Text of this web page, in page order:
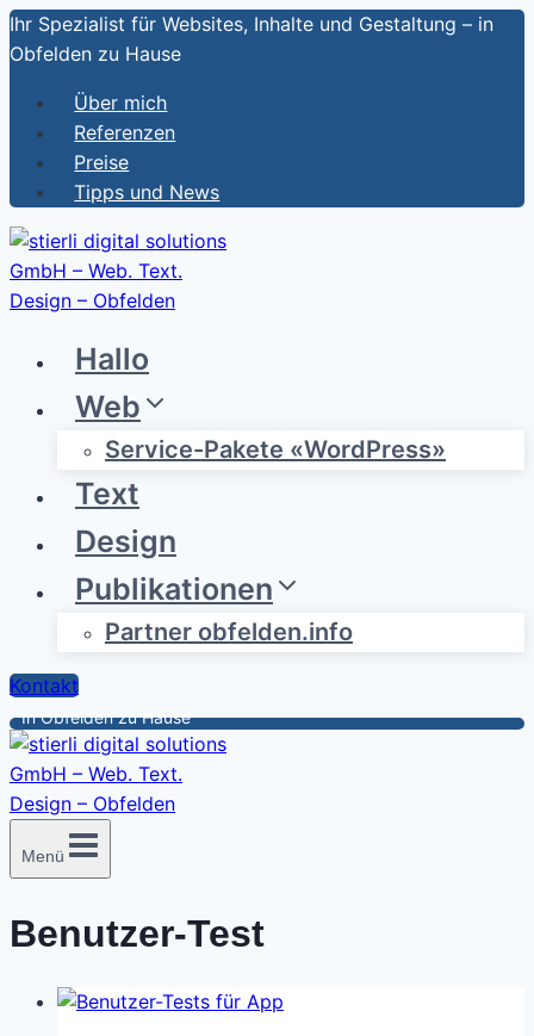
Zum
Inhalt
Ihr Spezialist für Websites, Inhalte und Gestaltung – in
Obfelden zu Hause
Über mich
Referenzen
Preise
Tipps und News
Hallo
Web
Service-Pakete «WordPress»
Text
Design
Publikationen
Partner obfelden.info
Kontakt
In Obfelden zu Hause
Menü
Benutzer-Test